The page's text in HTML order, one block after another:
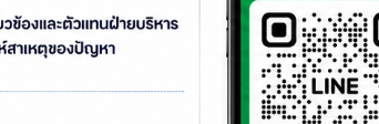
ลสมุทรปราการ
กัด ร่วมกับกลุ่มงานอาชีว
วามเสี่ยงของสารตะกั่วที่ปนเปื้อ